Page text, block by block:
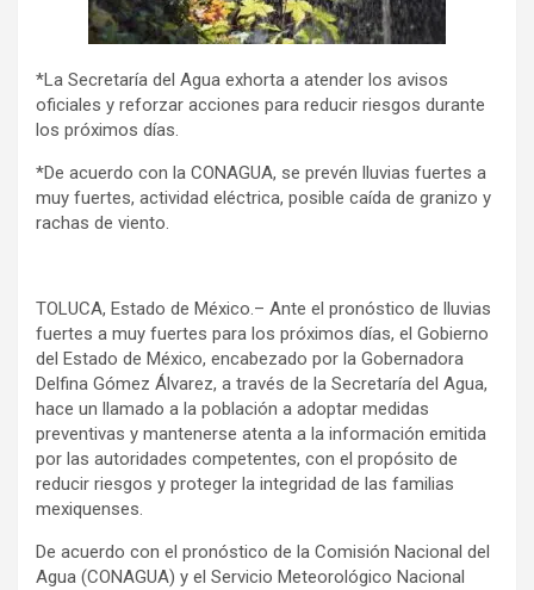
*La Secretaría del Agua exhorta a atender los avisos
oficiales y reforzar acciones para reducir riesgos durante
los próximos días.
*De acuerdo con la CONAGUA, se prevén lluvias fuertes a
muy fuertes, actividad eléctrica, posible caída de granizo y
rachas de viento.
TOLUCA, Estado de México.– Ante el pronóstico de lluvias
fuertes a muy fuertes para los próximos días, el Gobierno
del Estado de México, encabezado por la Gobernadora
Delfina Gómez Álvarez, a través de la Secretaría del Agua,
hace un llamado a la población a adoptar medidas
preventivas y mantenerse atenta a la información emitida
por las autoridades competentes, con el propósito de
reducir riesgos y proteger la integridad de las familias
mexiquenses.
De acuerdo con el pronóstico de la Comisión Nacional del
Agua (CONAGUA) y el Servicio Meteorológico Nacional